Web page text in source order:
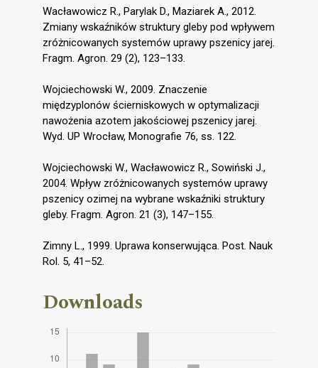
Wacławowicz R., Parylak D., Maziarek A., 2012.
Zmiany wskaźników struktury gleby pod wpływem
zróżnicowanych systemów uprawy pszenicy jarej.
Fragm. Agron. 29 (2), 123–133.
Wojciechowski W., 2009. Znaczenie
międzyplonów ścierniskowych w optymalizacji
nawożenia azotem jakościowej pszenicy jarej.
Wyd. UP Wrocław, Monografie 76, ss. 122.
Wojciechowski W., Wacławowicz R., Sowiński J.,
2004. Wpływ zróżnicowanych systemów uprawy
pszenicy ozimej na wybrane wskaźniki struktury
gleby. Fragm. Agron. 21 (3), 147–155.
Zimny L., 1999. Uprawa konserwująca. Post. Nauk
Rol. 5, 41–52.
Downloads